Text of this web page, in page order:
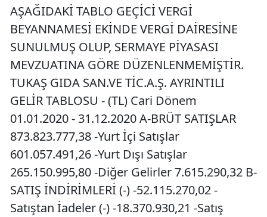
AŞAĞIDAKİ TABLO GEÇİCİ VERGİ
BEYANNAMESİ EKİNDE VERGİ DAİRESİNE
SUNULMUŞ OLUP, SERMAYE PİYASASI
MEVZUATINA GÖRE DÜZENLENMEMİŞTİR.
TUKAŞ GIDA SAN.VE TİC.A.Ş. AYRINTILI
GELİR TABLOSU - (TL) Cari Dönem
01.01.2020 - 31.12.2020 A-BRÜT SATIŞLAR
873.823.777,38 -Yurt İçi Satışlar
601.057.491,26 -Yurt Dışı Satışlar
265.150.995,80 -Diğer Gelirler 7.615.290,32 B-
SATIŞ İNDİRİMLERİ (-) -52.115.270,02 -
Satıştan İadeler (-) -18.370.930,21 -Satış